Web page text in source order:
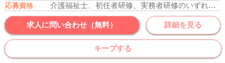
応募資格 介護福祉士、初任者研修、実務者研修のいずれかの資格をお持ちの方
求人に問い合わせ（無料） 詳細を見る
キープする